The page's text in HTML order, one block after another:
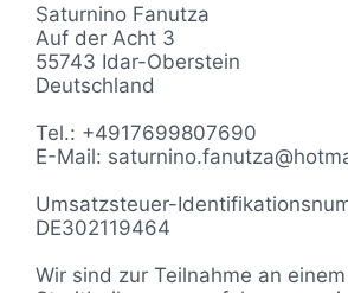
Saturnino Fanutza
Auf der Acht 3
55743 Idar-Oberstein
Deutschland
Tel.: +4917699807690
E-Mail:
Umsatzsteuer-
DE302119464
Wir sind zur Teilnahme an einem